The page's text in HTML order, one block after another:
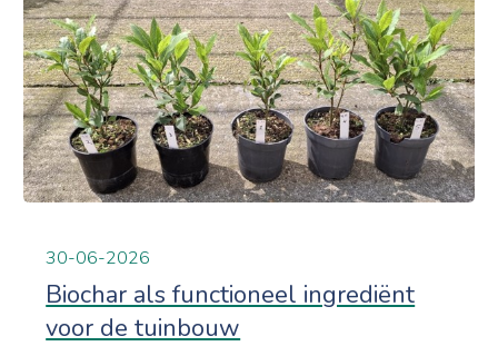
30-06-2026
Biochar als functioneel ingrediënt
voor de tuinbouw